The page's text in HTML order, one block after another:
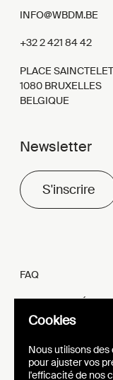
INFO@WBDM.BE
+32 2 421 84 42
PLACE
1080 BRUXELLES
BELGIQUE
Newsletter
S'inscrire
FAQ
MENTIONS
Cookies
Nous utilisons
pour ajuster vos
l'efficacité de nos